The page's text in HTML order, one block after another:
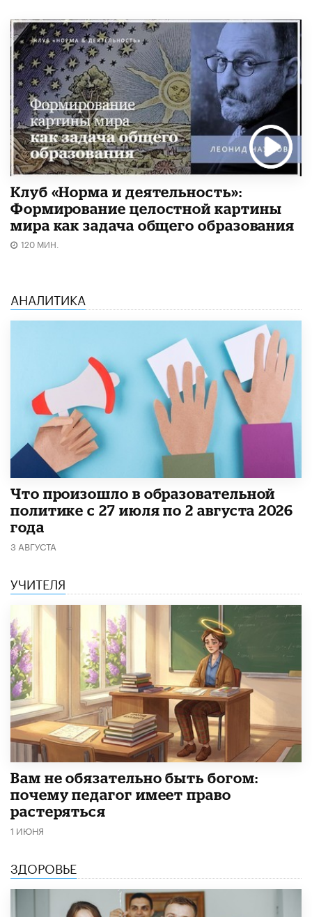
Клуб «Норма и деятельность»:
Формирование целостной картины
мира как задача общего образования
120 МИН.
АНАЛИТИКА
​Что произошло в образовательной
политике с 27 июля по 2 августа 2026
года
3 АВГУСТА
УЧИТЕЛЯ
​Вам не обязательно быть богом:
почему педагог имеет право
растеряться
1 ИЮНЯ
ЗДОРОВЬЕ